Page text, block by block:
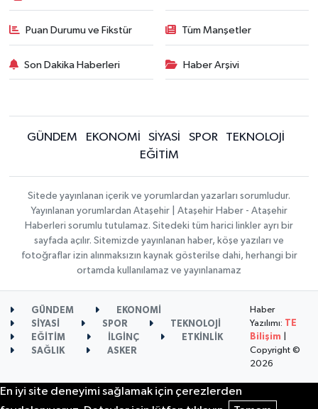
Puan Durumu ve Fikstür Tüm Manşetler
Son Dakika Haberleri Haber Arşivi
GÜNDEM EKONOMİ SİYASİ SPOR
TEKNOLOJİ
EĞİTİM
Sitede yayınlanan içerik ve yorumlardan yazarları sorumludur.
Yayınlanan yorumlardan Ataşehir | Ataşehir Haber - Ataşehir
Haberleri sorumlu tutulamaz. Sitedeki tüm harici linkler ayrı bir
sayfada açılır. Sitemizde yayınlanan haber, köşe yazıları ve
fotoğraflar izin alınmaksızın kaynak gösterilse dahi, herhangi bir
ortamda kullanılamaz ve yayınlanamaz
GÜNDEM
EKONOMİ
SİYASİ
SPOR
TEKNOLOJİ
EĞİTİM
İLGİNÇ
ETKİNLİK
SAĞLIK
ASKER
Haber
Yazılımı: TE
Bilişim
Copyright ©
2026
En iyi site deneyimi sağlamak için çerezlerden